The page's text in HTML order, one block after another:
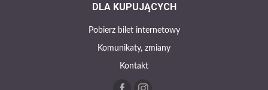
DLA KUPUJĄCYCH
Pobierz bilet internetowy
Komunikaty, zmiany
Kontakt